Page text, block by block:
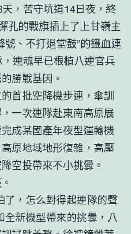
，苦守坑道14日夜，終
孔的戰旗插上了上甘嶺主
號、不打退堂鼓”的鐵血連
連魂早已根植八連官兵
勝戰基因。
首批空降機步連，傘訓
一次連隊赴東南高原展
成某國產年夜型運輸機
原地域地形復雜，高壓
空投帶來不小挑釁。
了，怎么對得起連隊的聲
全新機型帶來的挑釁，八